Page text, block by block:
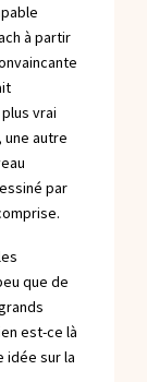
à partir
vrai
une autre
par
que de
est-ce là
idée sur la